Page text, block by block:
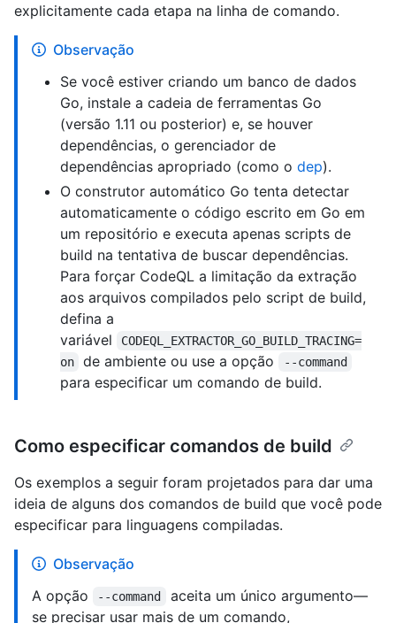
explicitamente cada etapa na linha de comando.
Observação
Se você estiver criando um banco de dados
Go, instale a cadeia de ferramentas Go
(versão 1.11 ou posterior) e, se houver
dependências, o gerenciador de
dependências apropriado (como o dep).
O construtor automático Go tenta detectar
automaticamente o código escrito em Go em
um repositório e executa apenas scripts de
build na tentativa de buscar dependências.
Para forçar CodeQL a limitação da extração
aos arquivos compilados pelo script de build,
defina a
variável
CODEQL_EXTRACTOR_GO_BUILD_TRACING=
on
de ambiente ou use a opção --command
para especificar um comando de build.
Como especificar comandos de build
Os exemplos a seguir foram projetados para dar uma
ideia de alguns dos comandos de build que você pode
especificar para linguagens compiladas.
Observação
A opção
--command
aceita um único argumento—
se precisar usar mais de um comando,